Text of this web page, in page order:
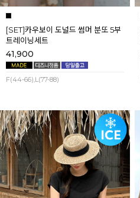
[SET]카우보이 도널드 썸머 분또 5부
트레이닝세트
41,900
F(44-66),L(77-88)